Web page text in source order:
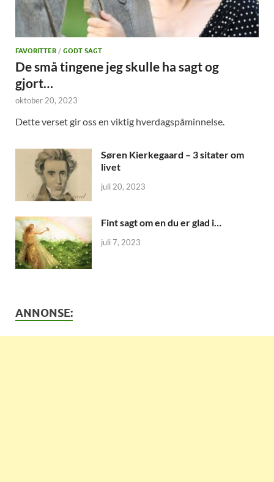
FAVORITTER / GODT SAGT
De små tingene jeg skulle ha sagt og
gjort…
oktober 20, 2023
Dette verset gir oss en viktig hverdagspåminnelse.
Søren Kierkegaard – 3 sitater om
livet
juli 20, 2023
Fint sagt om en du er glad i…
juli 7, 2023
ANNONSE: